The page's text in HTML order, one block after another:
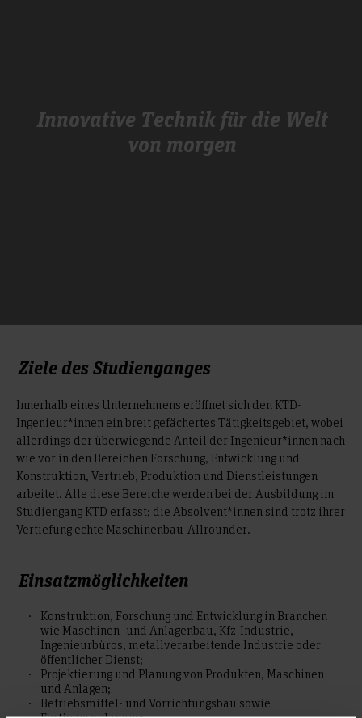
Innovative Technik für die Welt
von morgen
Ziele des Studienganges
Innerhalb eines Unternehmens eröffnet sich den KTD-
Ingenieur*innen ein breit gefächertes Tätigkeitsgebiet, wobei
allerdings der überwiegende Anteil der Ingenieur*innen nach
wie vor in den Bereichen Forschung, Entwicklung und
Konstruktion, Vertrieb, Produktion und Dienstleistungen
arbeitet. Alle diese Bereiche werden bei der Ausbildung im
Studiengang KTD erfasst; die Absolvent*innen sind trotz ihrer
Vertiefung echte Maschinenbau-Allrounder.
Einsatzmöglichkeiten
Konstruktion, Forschung und Entwicklung in Branchen
wie Maschinen- und Anlagenbau, Kfz-Industrie,
Ingenieurbüros, metallverarbeitende Industrie oder
öffentlicher Dienst;
Projektierung und Planung von Produkten, Maschinen
und Anlagen;
Betriebsmittel- und Vorrichtungsbau sowie